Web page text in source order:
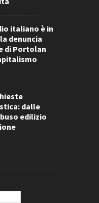
italiano è in
denuncia
di Portolan
dalle
edilizio